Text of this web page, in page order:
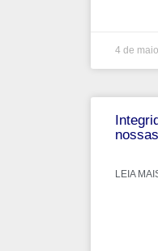
4 de
LEIA